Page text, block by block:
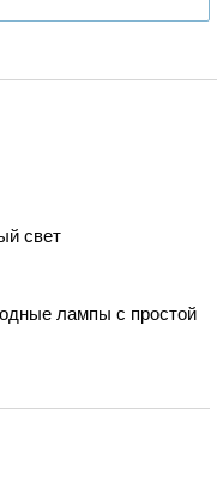
свет
лампы с простой